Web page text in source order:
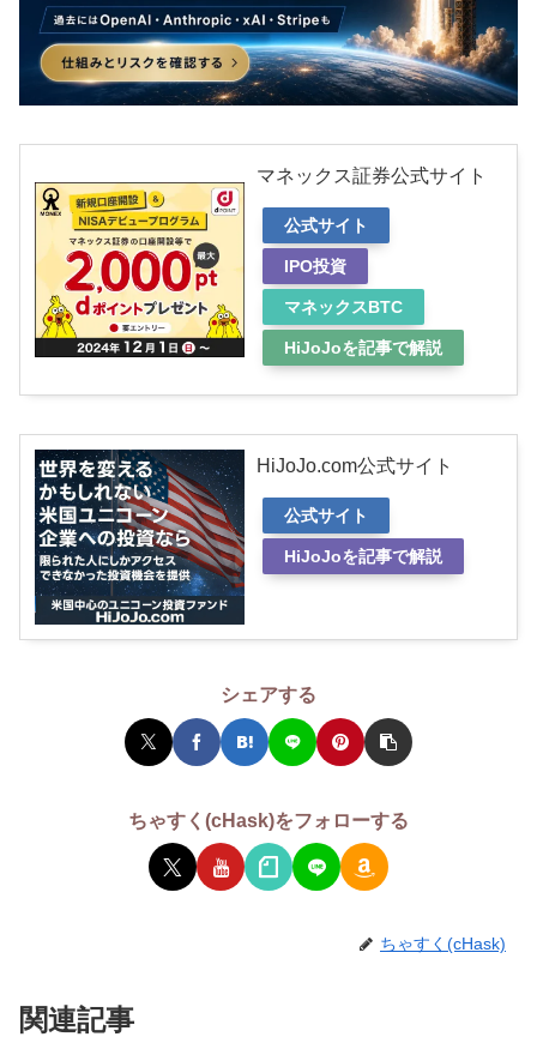
マネックス証券公式サイト
公式サイト
IPO投資
マネックスBTC
HiJoJoを記事で解説
HiJoJo.com公式サイト
公式サイト
HiJoJoを記事で解説
シェアする
ちゃすく(cHask)をフォローする
ちゃすく(cHask)
関連記事